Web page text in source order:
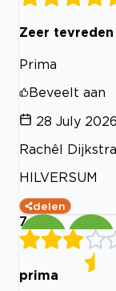
Zeer tevreden
Prima
Beveelt aan
28 July 2026
Rachêl
HILVERSUM
delen
7
prima